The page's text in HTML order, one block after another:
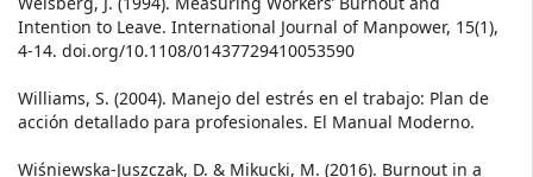
Intention to Leave. International Journal of Manpower, 15(1),
4-14. doi.org/10.1108/01437729410053590
Williams, S. (2004). Manejo del estrés en el trabajo: Plan de
acción detallado para profesionales. El Manual Moderno.
Wiśniewska-Juszczak, D. & Mikucki, M. (2016). Burnout in a